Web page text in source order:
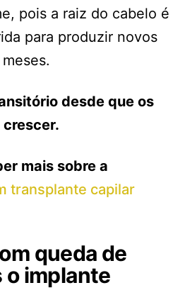
pois a raiz do cabelo é
para produzir novos
desde que os
mais sobre a
transplante capilar
queda de
o implante